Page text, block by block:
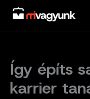
Skip
content
Így építs
karrier